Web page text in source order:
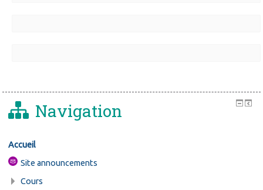
Navigation
Accueil
Site announcements
Cours